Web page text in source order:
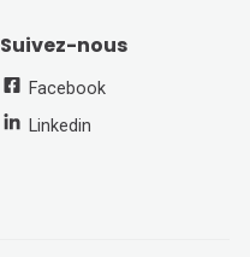
Suivez-nous
Facebook
Linkedin